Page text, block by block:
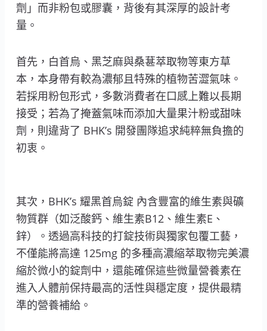
劑」而非粉包或膠囊，背後有其深厚的設計考
量。
首先，白首烏、黑芝麻與桑葚萃取物等東方草
本，本身帶有較為濃郁且特殊的植物苦澀氣味。
若採用粉包形式，多數消費者在口感上難以長期
接受；若為了掩蓋氣味而添加大量果汁粉或甜味
劑，則違背了 BHK’s 開發團隊追求純粹無負擔的
初衷。
其次，BHK’s 耀黑首烏錠 內含豐富的維生素與礦
物質群（如泛酸鈣、維生素B12、維生素E、
鋅）。透過高科技的打錠技術與獨家包覆工藝，
不僅能將高達 125mg 的多種高濃縮萃取物完美濃
縮於微小的錠劑中，還能確保這些微量營養素在
進入人體前保持最高的活性與穩定度，提供最精
準的營養補給。